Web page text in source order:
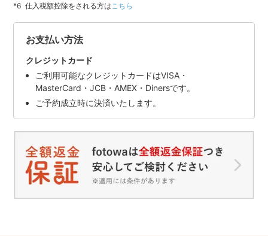
仕入税額控除をされる方は こちら
お支払い方法
クレジットカード
ご利用可能なクレジットカードはVISA・
MasterCard・JCB・AMEX・Dinersです。
ご予約成立時に決済いたします。